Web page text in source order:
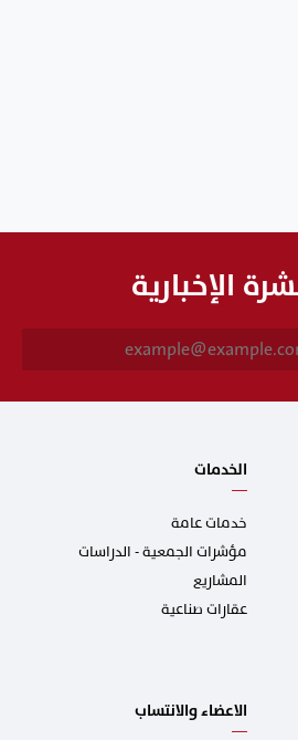
الإخبارية
i
الخدمات
خدمات عامة
مؤشرات الجمعية - الدراسات
المشاريع
عقارات صناعية
الاعضاء والانتساب